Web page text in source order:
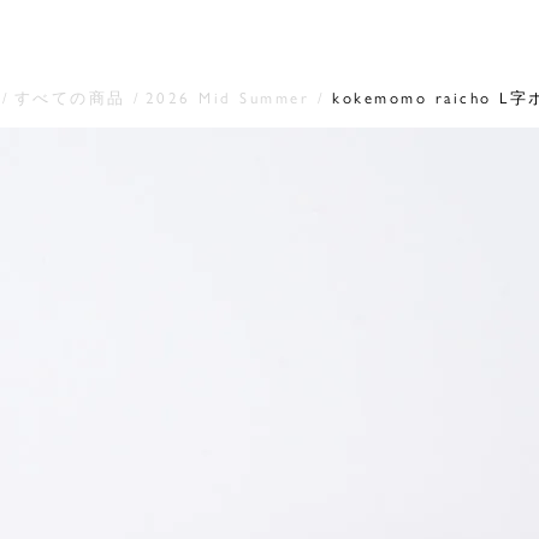
すべての商品 2026 Mid Summer kokemomo raicho L字